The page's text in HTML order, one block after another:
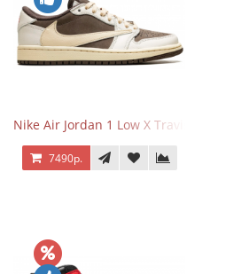
Nike Air Jordan 1 Low X Travis Scott
7490р.